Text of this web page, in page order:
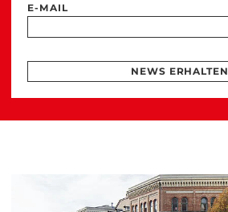
E-MAIL
NEWS ERHALTEN